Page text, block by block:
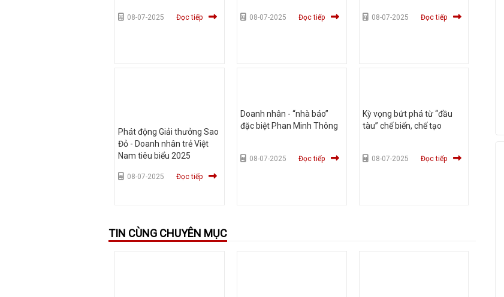
08-07-2025 Đọc tiếp 08-07-2025 Đọc tiếp 08-07-2025 Đọc tiếp
Phát động Giải thưởng Sao
Đỏ - Doanh nhân trẻ Việt
Nam tiêu biểu 2025
08-07-2025 Đọc tiếp
Doanh nhân - “nhà báo”
đặc biệt Phan Minh Thông
08-07-2025 Đọc tiếp
Kỳ vọng bứt phá từ “đầu
tàu” chế biến, chế tạo
08-07-2025 Đọc tiếp
TIN CÙNG CHUYÊN MỤC